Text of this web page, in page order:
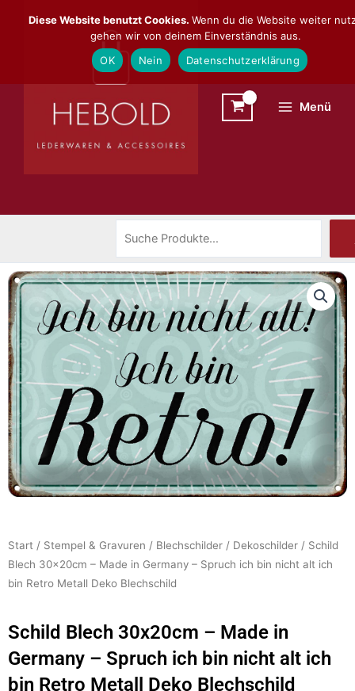
Inhalt
Menü
Start / Stempel & Gravuren / Blechschilder / Dekoschilder / Schild
Blech 30x20cm – Made in Germany – Spruch ich bin nicht alt ich
bin Retro Metall Deko Blechschild
Schild Blech 30x20cm – Made in
Germany – Spruch ich bin nicht alt ich
bin Retro Metall Deko Blechschild
Diese Website benutzt Cookies. Wenn du die Website weiter
gehen wir von deinem Einverständnis aus.
OK
Nein Datenschutzerklärung